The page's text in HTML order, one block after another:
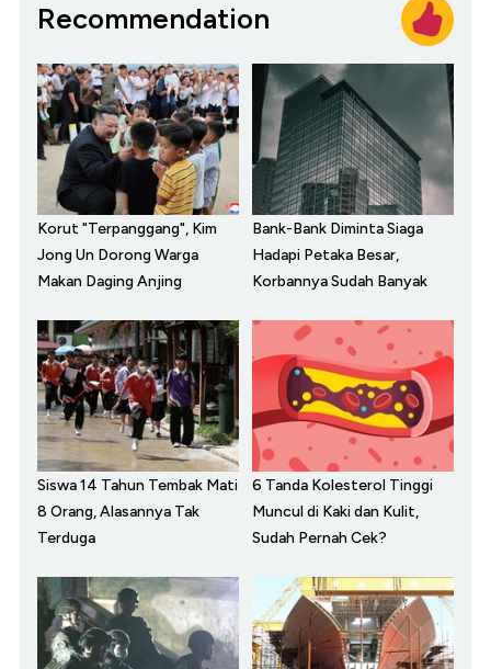
Recommendation
Korut "Terpanggang", Kim
Jong Un Dorong Warga
Makan Daging Anjing
Bank-Bank Diminta Siaga
Hadapi Petaka Besar,
Korbannya Sudah Banyak
Siswa 14 Tahun Tembak Mati
8 Orang, Alasannya Tak
Terduga
6 Tanda Kolesterol Tinggi
Muncul di Kaki dan Kulit,
Sudah Pernah Cek?